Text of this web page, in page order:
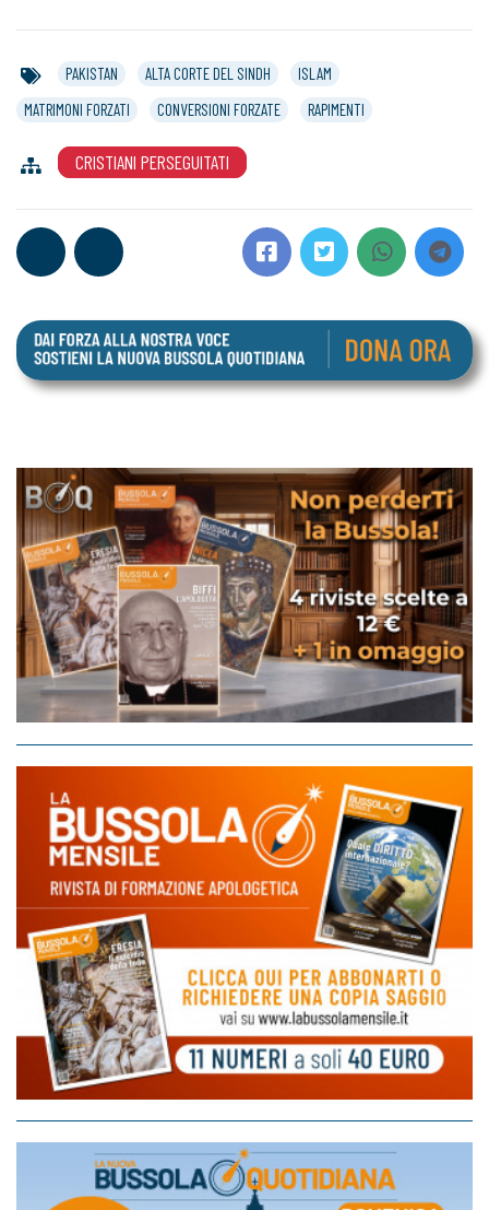
PAKISTAN ALTA CORTE DEL SINDH
ISLAM
MATRIMONI FORZATI
CONVERSIONI FORZATE RAPIMENTI
CRISTIANI PERSEGUITATI